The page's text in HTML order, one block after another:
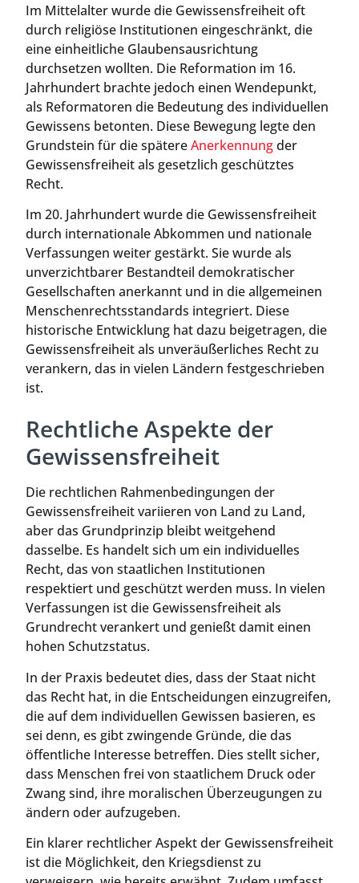
Im Mittelalter wurde die Gewissensfreiheit oft
durch religiöse Institutionen eingeschränkt, die
eine einheitliche Glaubensausrichtung
durchsetzen wollten. Die Reformation im 16.
Jahrhundert brachte jedoch einen Wendepunkt,
als Reformatoren die Bedeutung des individuellen
Gewissens betonten. Diese Bewegung legte den
Grundstein für die spätereAnerkennungder
Gewissensfreiheit als gesetzlich geschütztes
Recht.
Im 20. Jahrhundert wurde die Gewissensfreiheit
durch internationale Abkommen und nationale
Verfassungen weiter gestärkt. Sie wurde als
unverzichtbarer Bestandteil demokratischer
Gesellschaften anerkannt und in die allgemeinen
Menschenrechtsstandards integriert. Diese
historische Entwicklung hat dazu beigetragen, die
Gewissensfreiheit als unveräußerliches Recht zu
verankern, das in vielen Ländern festgeschrieben
ist.
Rechtliche Aspekte der
Gewissensfreiheit
Die rechtlichen Rahmenbedingungen der
Gewissensfreiheit variieren von Land zu Land,
aber das Grundprinzip bleibt weitgehend
dasselbe. Es handelt sich um ein individuelles
Recht, das von staatlichen Institutionen
respektiert und geschützt werden muss. In vielen
Verfassungen ist die Gewissensfreiheit als
Grundrecht verankert und genießt damit einen
hohen Schutzstatus.
In der Praxis bedeutet dies, dass der Staat nicht
das Recht hat, in die Entscheidungen einzugreifen,
die auf dem individuellen Gewissen basieren, es
sei denn, es gibt zwingende Gründe, die das
öffentliche Interesse betreffen. Dies stellt sicher,
dass Menschen frei von staatlichem Druck oder
Zwang sind, ihre moralischen Überzeugungen zu
ändern oder aufzugeben.
Ein klarer rechtlicher Aspekt der Gewissensfreiheit
ist die Möglichkeit, den Kriegsdienst zu